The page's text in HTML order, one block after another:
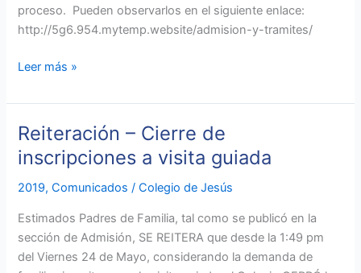
proceso. Pueden observarlos en el siguiente enlace:
http://5g6.954.mytemp.website/admision-y-tramites/
Leer más »
Reiteración – Cierre de
inscripciones a visita guiada
2019,Comunicados /Colegio de Jesús
Estimados Padres de Familia, tal como se publicó en la
sección de Admisión, SE REITERA que desde la 1:49 pm
del Viernes 24 de Mayo, considerando la demanda de
Reiteración
–
Cierre
de
a
visita
guiada